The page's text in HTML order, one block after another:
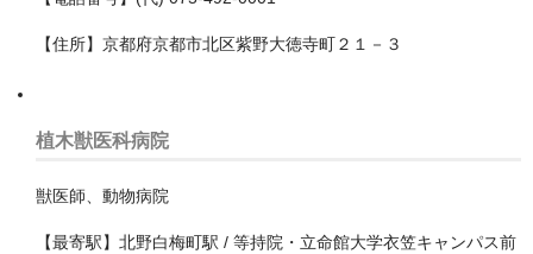
北足立郡伊奈町
坂戸市
【住所】京都府京都市北区紫野大徳寺町２１－３
植木獣医科病院
獣医師、動物病院
【最寄駅】北野白梅町駅 / 等持院・立命館大学衣笠キャンパス前